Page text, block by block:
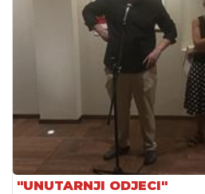
"UNUTARNJI ODJECI"